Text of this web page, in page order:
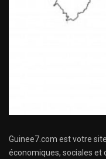
Guinee7.com est votre
économiques, sociales et